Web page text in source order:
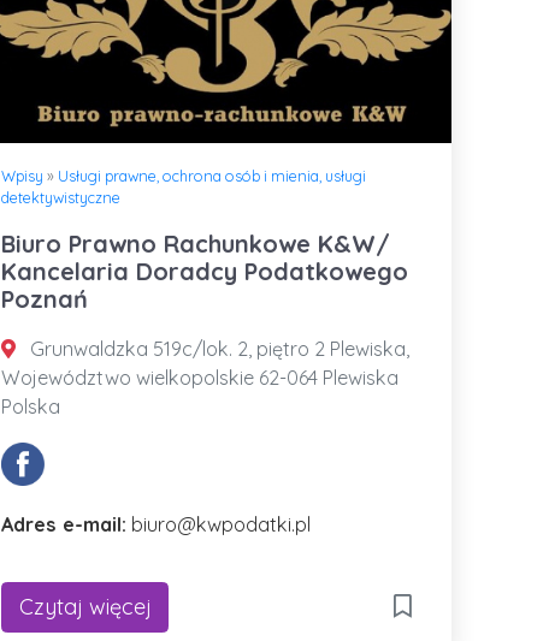
Wpisy » Usługi prawne, ochrona osób i mienia, usługi
detektywistyczne
Biuro Prawno Rachunkowe K&W/
Kancelaria Doradcy Podatkowego
Poznań
Grunwaldzka 519c/lok. 2, piętro 2 Plewiska,
Województwo wielkopolskie 62-064 Plewiska
Polska
Adres e-mail: biuro@kwpodatki.pl
Czytaj więcej